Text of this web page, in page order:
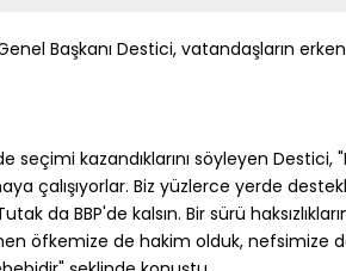
Başkanı Destici, vatandaşların
seçimi kazandıklarını söyleyen
çalışıyorlar. Biz yüzlerce yerde
da BBP'de kalsın. Bir sürü
öfkemize de hakim olduk, nefsimize